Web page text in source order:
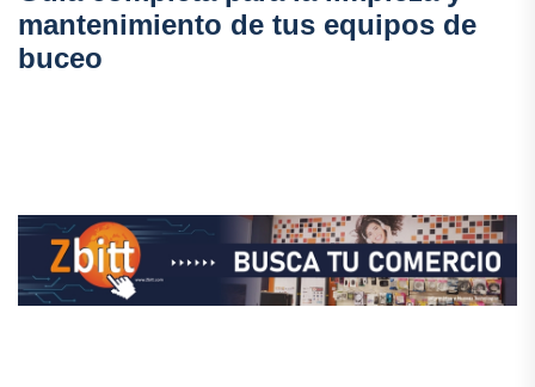
mantenimiento de tus equipos de
buceo